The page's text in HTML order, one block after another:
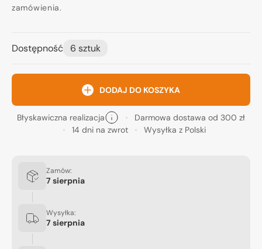
zamówienia.
Dostępność 6 sztuk
DODAJ DO KOSZYKA
Błyskawiczna realizacja
Darmowa dostawa od 300 zł
14 dni na zwrot
Wysyłka z Polski
Zamów:
7 sierpnia
Wysyłka:
7 sierpnia